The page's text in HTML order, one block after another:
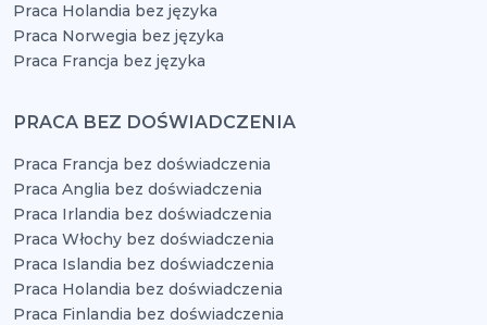
Praca Holandia bez języka
Praca Norwegia bez języka
Praca Francja bez języka
PRACA BEZ DOŚWIADCZENIA
Praca Francja bez doświadczenia
Praca Anglia bez doświadczenia
Praca Irlandia bez doświadczenia
Praca Włochy bez doświadczenia
Praca Islandia bez doświadczenia
Praca Holandia bez doświadczenia
Praca Finlandia bez doświadczenia